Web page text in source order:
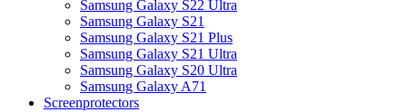
Samsung Galaxy S22 Ultra
Samsung Galaxy S21
Samsung Galaxy S21 Plus
Samsung Galaxy S21 Ultra
Samsung Galaxy S20 Ultra
Samsung Galaxy A71
Screenprotectors